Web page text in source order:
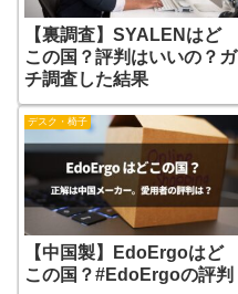
【裏調査】SYALENはど
この国？評判はいいの？ガ
チ調査した結果
デスク・椅子
【中国製】EdoErgoはど
この国？#EdoErgoの評判